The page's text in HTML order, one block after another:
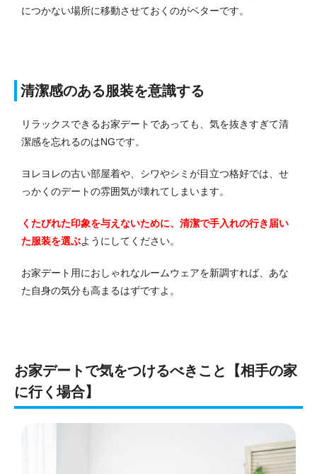
につかない場所に移動させておくのがベターです。
清潔感のある服装を意識する
リラックスできるお家デートであっても、気を抜きすぎて清
潔感を忘れるのはNGです。
ヨレヨレの古い部屋着や、シワやシミが目立つ格好では、せ
っかくのデートの雰囲気が壊れてしまいます。
くたびれた印象を与えないために、清潔で手入れの行き届い
た服装を選ぶようにしてください。
お家デート用におしゃれなルームウェアを新調すれば、あな
た自身の気分も高まるはずですよ。
お家デートで気をつけるべきこと【相手の家
に行く場合】